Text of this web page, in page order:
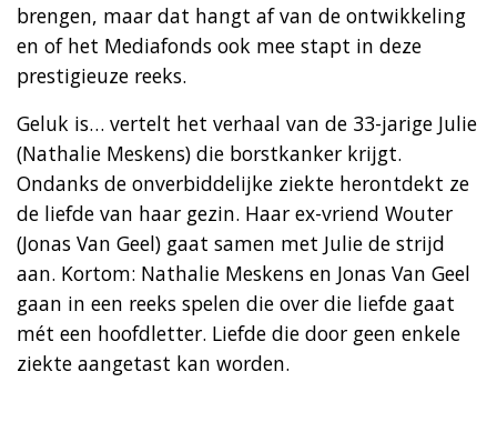
brengen, maar dat hangt af van de ontwikkeling
en of het Mediafonds ook mee stapt in deze
prestigieuze reeks.
Geluk is… vertelt het verhaal van de 33-jarige Julie
(Nathalie Meskens) die borstkanker krijgt.
Ondanks de onverbiddelijke ziekte herontdekt ze
de liefde van haar gezin. Haar ex-vriend Wouter
(Jonas Van Geel) gaat samen met Julie de strijd
aan. Kortom: Nathalie Meskens en Jonas Van Geel
gaan in een reeks spelen die over die liefde gaat
mét een hoofdletter. Liefde die door geen enkele
ziekte aangetast kan worden.